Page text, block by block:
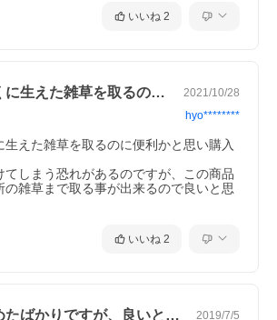
サイト)
いいね 2
野菜の苗の近くに生えた雑草を取るのに便… 2021/10/28
hyo********
生えた雑草を取るのに便利かと思い購入
てしまう恐れがあるのですが、この商品
の雑草まで取る事が出来るので良いと思
いいね 2
未だ、使い始めたばかりですが、良いと思… 2019/7/5